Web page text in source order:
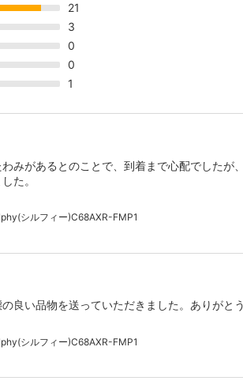
21
3
0
0
1
みがあるとのことで、到着まで心配でした
た。
シルフィー)C68AXR-FMP1
良い品物を送っていただきました。ありがと
シルフィー)C68AXR-FMP1